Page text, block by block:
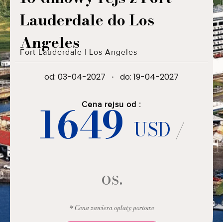
Lauderdale do Los
Angeles
Fort Lauderdale | Los Angeles
od: 03-04-2027 · do: 19-04-2027
Cena rejsu od :
1649USD /
os.
* Cena zawiera opłaty portowe